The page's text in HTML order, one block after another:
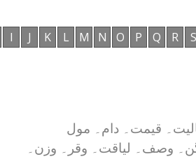
I J K L M N O P Q R S
قیمت۔ دام۔ مول
وصف۔ لیاقت۔ وقر۔ وزن۔